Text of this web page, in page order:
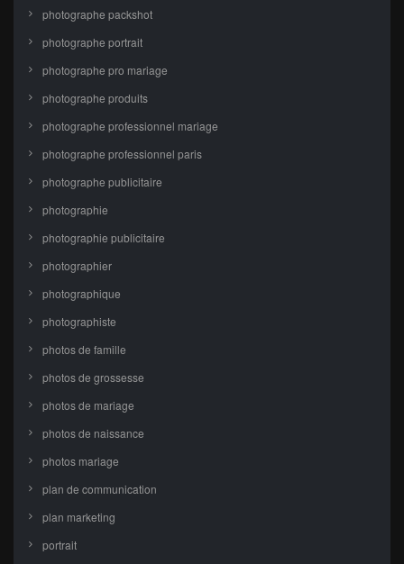
photographe packshot
photographe portrait
photographe pro mariage
photographe produits
photographe professionnel mariage
photographe professionnel paris
photographe publicitaire
photographie
photographie publicitaire
photographier
photographique
photographiste
photos de famille
photos de grossesse
photos de mariage
photos de naissance
photos mariage
plan de communication
plan marketing
portrait